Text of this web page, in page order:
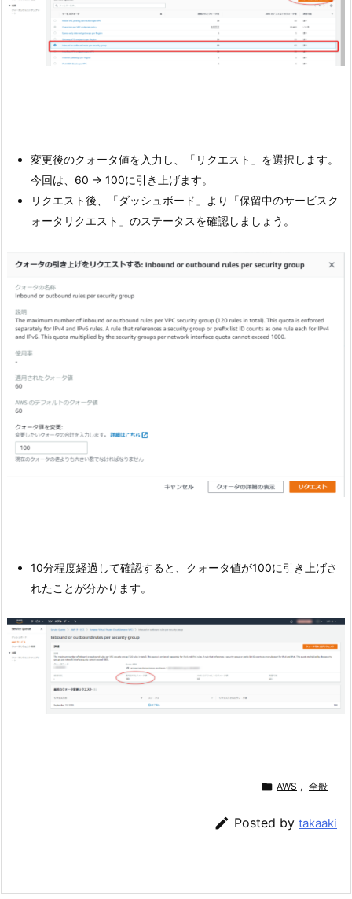
変更後のクォータ値を入力し、「リクエスト」を選択します。
今回は、60 → 100に引き上げます。
リクエスト後、「ダッシュボード」より「保留中のサービスク
ォータリクエスト」のステータスを確認しましょう。
10分程度経過して確認すると、クォータ値が100に引き上げさ
れたことが分かります。
 AWS , 全般
 Posted by takaaki